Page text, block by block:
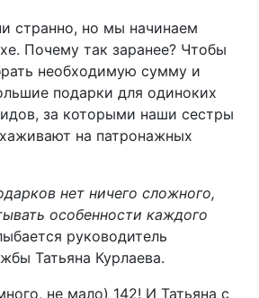
странно, но мы начинаем
Почему так заранее? Чтобы
необходимую сумму и
подарки для одиноких
за которыми наши сестры
на патронажных
нет ничего сложного,
особенности каждого
руководитель
Татьяна Курлаева.
не мало) 142! И Татьяна с